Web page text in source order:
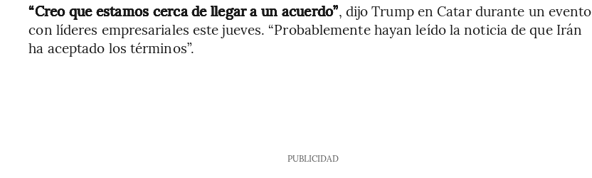
“Creo que estamos cerca de llegar a un acuerdo”, dijo Trump en Catar durante un evento
con líderes empresariales este jueves. “Probablemente hayan leído la noticia de que Irán
ha aceptado los términos”.
PUBLICIDAD